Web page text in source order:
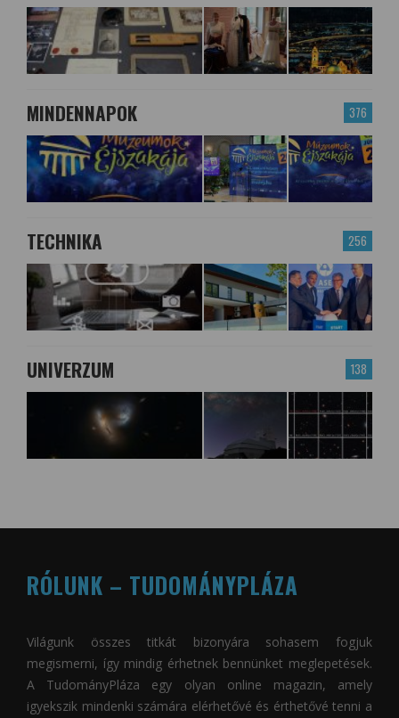
376
MINDENNAPOK
256
TECHNIKA
138
UNIVERZUM
RÓLUNK – TUDOMÁNYPLÁZA
Világunk összes titkát bizonyára sohasem fogjuk
megismerni, így mindig érhetnek bennünket meglepetések.
A TudományPláza egy olyan online magazin, amely
igyekszik mindenki számára elérhetővé és érthetővé tenni a